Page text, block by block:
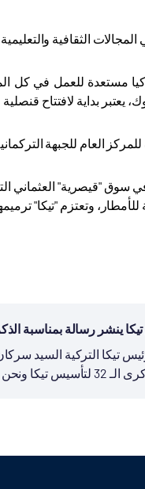
الثقافية
مستعدة للعمل في كل
يعتبر بداية لافتتاح
العام للجبهة
"قيصرية" العثماني
وتعتزم "تيكا"
ينشر رسالة بمناسبة الذكرى السنوية
لمشاركة تجربة بلادنا في مجال التنمية...